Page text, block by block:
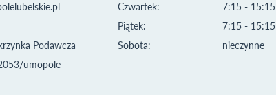
Podawcza
umopole
Czwartek:
Piątek:
Sobota:
7:15 - 15:15
7:15 - 15:15
nieczynne